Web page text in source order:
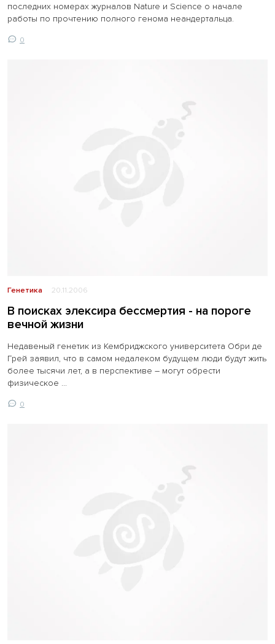
последних номерах журналов Nature и Science о начале
работы по прочтению полного генома неандертальца.
0
Генетика 20.11.2006
В поисках элексира бессмертия - на пороге
вечной жизни
Недавеный генетик из Кембриджского университета Обри де
Грей заявил, что в самом недалеком будущем люди будут жить
более тысячи лет, а в перспективе – могут обрести
физическое ...
0